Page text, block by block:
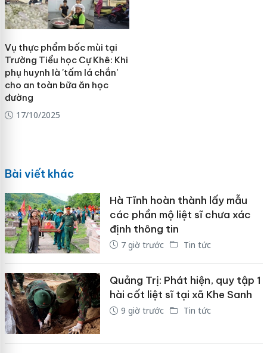
Vụ thực phẩm bốc mùi tại
Trường Tiểu học Cự Khê: Khi
phụ huynh là 'tấm lá chắn'
cho an toàn bữa ăn học
đường
17/10/2025
Bài viết khác
Hà Tĩnh hoàn thành lấy mẫu
các phần mộ liệt sĩ chưa xác
định thông tin
7 giờ trước Tin tức
Quảng Trị: Phát hiện, quy tập 1
hài cốt liệt sĩ tại xã Khe Sanh
9 giờ trước Tin tức